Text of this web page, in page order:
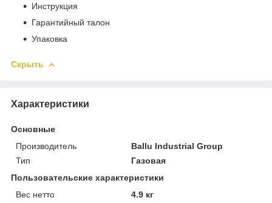
Инструкция
Гарантийный талон
Упаковка
Скрыть
Характеристики
Основные
Производитель
Ballu Industrial Group
Тип
Газовая
Пользовательские характеристики
Вес нетто
4.9 кг